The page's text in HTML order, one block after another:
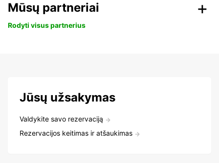
Mūsų partneriai
Rodyti visus partnerius
Jūsų užsakymas
Valdykite savo rezervaciją
Rezervacijos keitimas ir atšaukimas